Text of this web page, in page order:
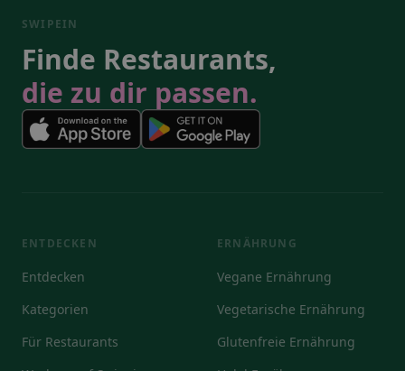
SWIPEIN
Finde Restaurants,
die zu dir passen.
ENTDECKEN
Entdecken
Kategorien
Für Restaurants
ERNÄHRUNG
Vegane Ernährung
Vegetarische Ernährung
Glutenfreie Ernährung